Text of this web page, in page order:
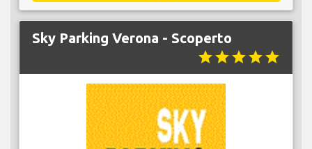
Sky Parking Verona - Scoperto
starstarstarstarstar